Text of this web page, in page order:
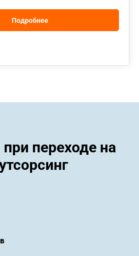
Подробнее
переходе на